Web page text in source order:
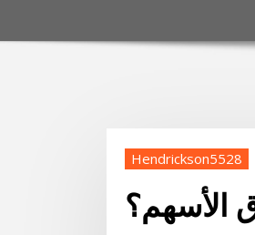
Hendrickson5528
الأسهم؟